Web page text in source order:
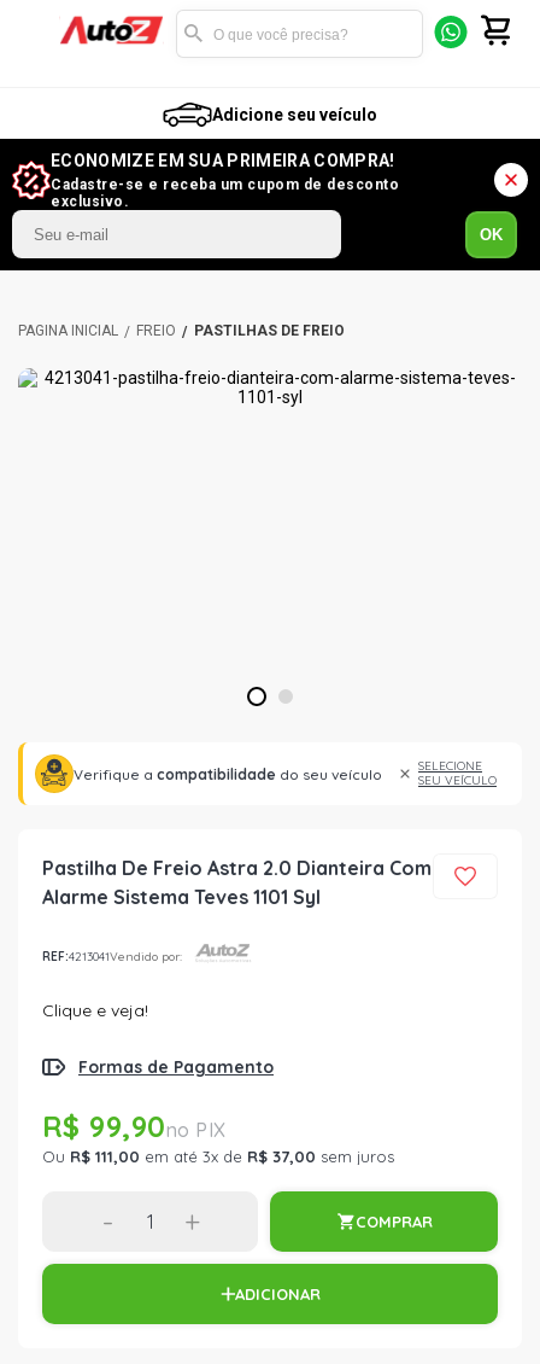
Adicione seu veículo
ECONOMIZE EM SUA PRIMEIRA COMPRA!
Cadastre-se e receba um cupom de desconto
exclusivo.
OK
FREIO PASTILHAS DE FREIO
1 2
Verifique a compatibilidade do seu veículo
SELECIONE
SEU VEÍCULO
Pastilha De Freio Astra 2.0 Dianteira Com
Alarme Sistema Teves 1101 Syl
REF:4213041Vendido por:
Clique e veja!
Formas de Pagamento
R$ 99,90
Ou R$ 111,00 em até 3x de R$ 37,00 sem juros
- + COMPRAR
ADICIONAR